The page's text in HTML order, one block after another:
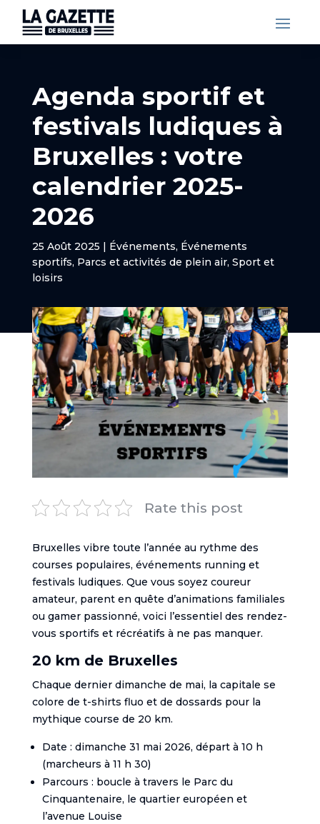
Agenda sportif et
festivals ludiques à
Bruxelles : votre
calendrier 2025-
2026
25 Août 2025 | Événements, Événements
sportifs, Parcs et activités de plein air, Sport et
loisirs
Rate this post
Bruxelles vibre toute l’année au rythme des
courses populaires, événements running et
festivals ludiques. Que vous soyez coureur
amateur, parent en quête d’animations familiales
ou gamer passionné, voici l’essentiel des rendez-
vous sportifs et récréatifs à ne pas manquer.
20 km de Bruxelles
Chaque dernier dimanche de mai, la capitale se
colore de t-shirts fluo et de dossards pour la
mythique course de 20 km.
Date : dimanche 31 mai 2026, départ à 10 h
(marcheurs à 11 h 30)
Parcours : boucle à travers le Parc du
Cinquantenaire, le quartier européen et
l’avenue Louise